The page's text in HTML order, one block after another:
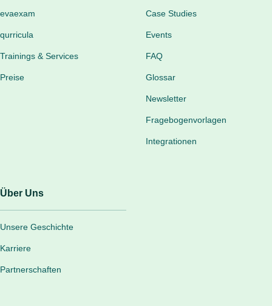
evaexam
qurricula
Trainings & Services
Preise
Case Studies
Events
FAQ
Glossar
Newsletter
Fragebogenvorlagen
Integrationen
Über Uns
Unsere Geschichte
Karriere
Partnerschaften